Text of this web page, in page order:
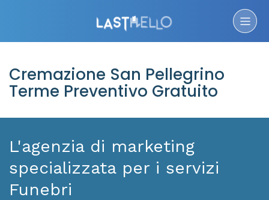
Cremazione San Pellegrino
Terme Preventivo Gratuito
L'agenzia di marketing
specializzata per i servizi
Funebri